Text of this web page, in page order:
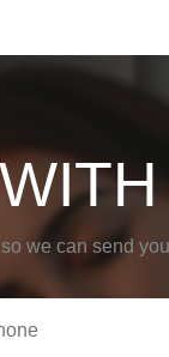
we can send